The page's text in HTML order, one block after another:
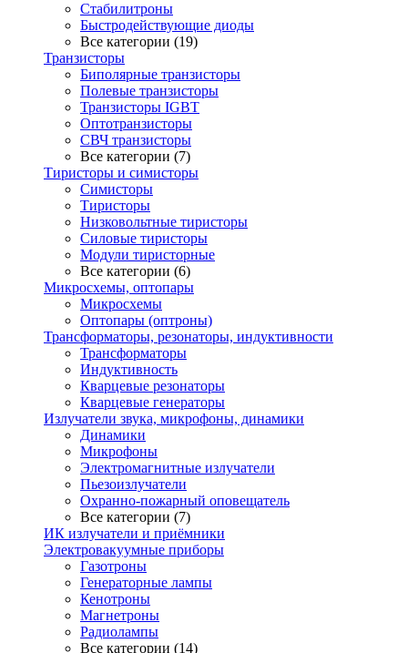
Стабилитроны
Быстродействующие диоды
Все категории (19)
Транзисторы
Биполярные транзисторы
Полевые транзисторы
Транзисторы IGBT
Оптотранзисторы
СВЧ транзисторы
Все категории (7)
Тиристоры и симисторы
Симисторы
Тиристоры
Низковольтные тиристоры
Силовые тиристоры
Модули тиристорные
Все категории (6)
Микросхемы, оптопары
Микросхемы
Оптопары (оптроны)
Трансформаторы, резонаторы, индуктивности
Трансформаторы
Индуктивность
Кварцевые резонаторы
Кварцевые генераторы
Излучатели звука, микрофоны, динамики
Динамики
Микрофоны
Электромагнитные излучатели
Пьезоизлучатели
Охранно-пожарный оповещатель
Все категории (7)
ИК излучатели и приёмники
Электровакуумные приборы
Газотроны
Генераторные лампы
Кенотроны
Магнетроны
Радиолампы
Все категории (14)